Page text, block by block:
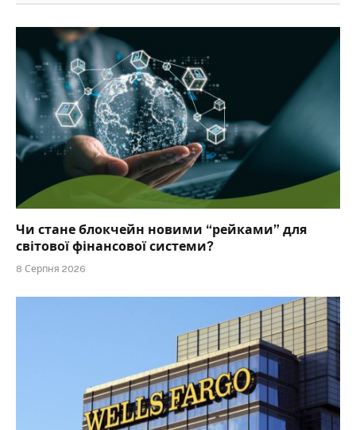
Чи стане блокчейн новими “рейками” для
світової фінансової системи?
8 Серпня 2026